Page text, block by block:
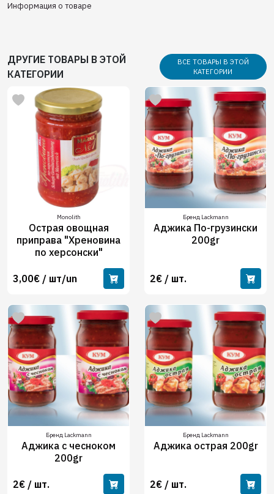
Информация о товаре
ДРУГИЕ ТОВАРЫ В ЭТОЙ
КАТЕГОРИИ
ВСЕ ТОВАРЫ В ЭТОЙ
КАТЕГОРИИ
Monolith
Острая овощная
приправa "Хреновина
по херсонски"
3,00€ / шт/un
Бренд Lackmann
Аджика По-грузински
200gr
2€ / шт.
Бренд Lackmann
Аджика с чесноком
200gr
2€ / шт.
Бренд Lackmann
Аджика острая 200gr
2€ / шт.